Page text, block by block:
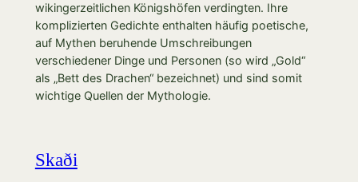
wikingerzeitlichen Königshöfen verdingten. Ihre
komplizierten Gedichte enthalten häufig poetische,
auf Mythen beruhende Umschreibungen
verschiedener Dinge und Personen (so wird „Gold“
als „Bett des Drachen“ bezeichnet) und sind somit
wichtige Quellen der Mythologie.
Skaði